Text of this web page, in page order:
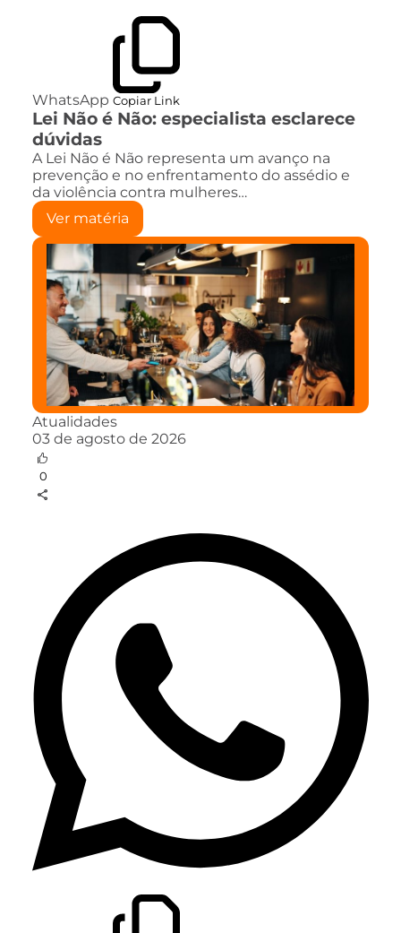
WhatsApp Copiar Link
Lei Não é Não: especialista esclarece
dúvidas
A Lei Não é Não representa um avanço na
prevenção e no enfrentamento do assédio e
da violência contra mulheres…
Ver matéria
Atualidades
03 de agosto de 2026
0